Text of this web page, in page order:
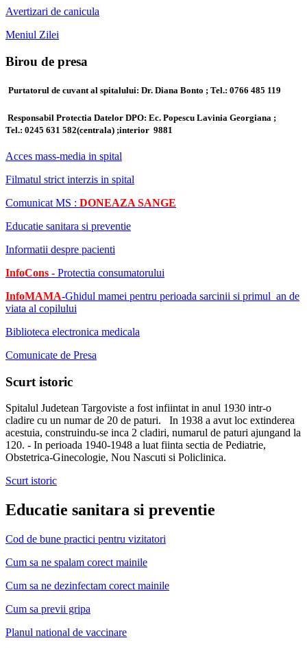
Avertizari de canicula
Meniul Zilei
Birou de presa
Purtatorul de cuvant al spitalului: Dr. Diana Bonto ; Tel.: 0766 485 119
Responsabil Protectia Datelor DPO: Ec. Popescu Lavinia Georgiana ;
Tel.: 0245 631 582(centrala) ;interior 9881
Acces mass-media in spital
Filmatul strict interzis in spital
Comunicat MS : DONEAZA SANGE
Educatie sanitara si preventie
Informatii despre pacienti
InfoCons - Protectia consumatorului
InfoMAMA-Ghidul mamei pentru perioada sarcinii si primul an de
viata al copilului
Biblioteca electronica medicala
Comunicate de Presa
Scurt istoric
Spitalul Judetean Targoviste a fost infiintat in anul 1930 intr-o
cladire cu un numar de 20 de paturi. In 1938 a avut loc extinderea
acestuia, construindu-se inca 2 cladiri, numarul de paturi ajungand la
120. - In perioada 1940-1948 a luat fiinta sectia de Pediatrie,
Obstetrica-Ginecologie, Nou Nascuti si Policlinica.
Scurt istoric
Educatie sanitara si preventie
Cod de bune practici pentru vizitatori
Cum sa ne spalam corect mainile
Cum sa ne dezinfectam corect mainile
Cum sa previi gripa
Planul national de vaccinare